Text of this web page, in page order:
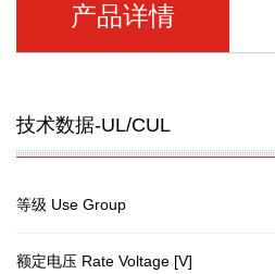
产品详情
技术数据-UL/CUL
等级 Use Group
额定电压 Rate Voltage [V]